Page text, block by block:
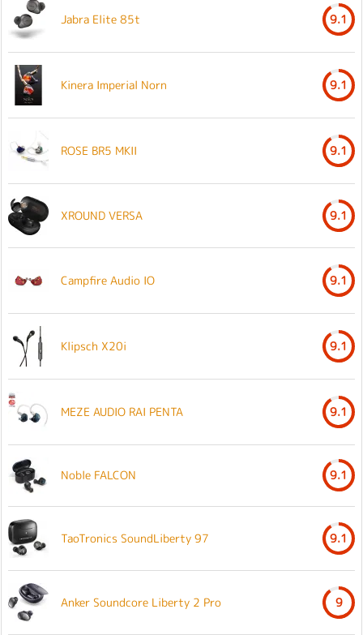
Jabra Elite 85t 9.1
Kinera Imperial Norn 9.1
ROSE BR5 MKII 9.1
XROUND VERSA 9.1
Campfire Audio IO 9.1
Klipsch X20i 9.1
MEZE AUDIO RAI PENTA 9.1
Noble FALCON 9.1
TaoTronics SoundLiberty 97 9.1
Anker Soundcore Liberty 2 Pro 9